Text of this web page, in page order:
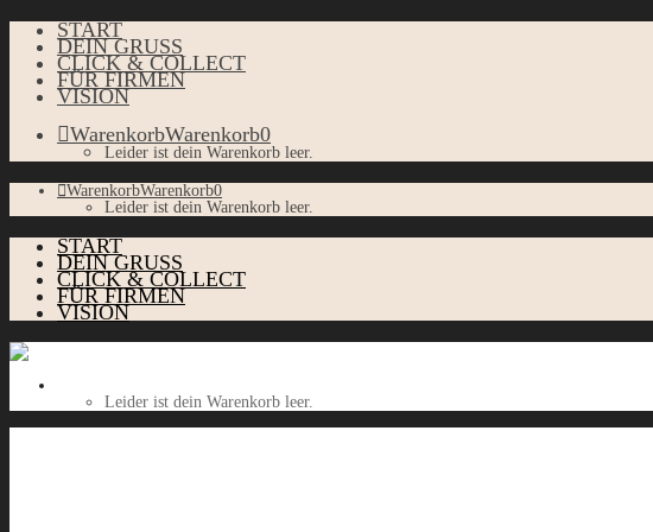
START
DEIN GRUSS
CLICK & COLLECT
FÜR FIRMEN
VISION
WarenkorbWarenkorb0
Leider ist dein Warenkorb leer.
WarenkorbWarenkorb0
Leider ist dein Warenkorb leer.
START
DEIN GRUSS
CLICK & COLLECT
FÜR FIRMEN
VISION
Leider ist dein Warenkorb leer.